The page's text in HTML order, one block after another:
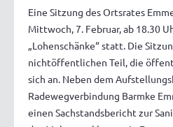
Eine Sitzung des Ortsrates
Mittwoch, 7. Februar, ab 18.30
„Lohenschänke“ statt. Die
nichtöffentlichen Teil, die
sich an. Neben dem
Radewegverbindung Barmke
einen Sachstandsbericht zur